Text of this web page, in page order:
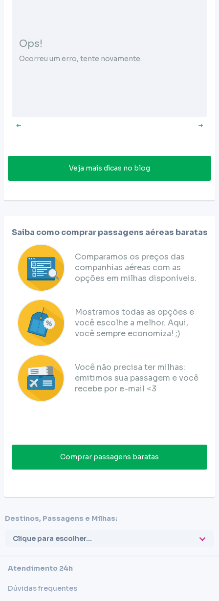
Ops!
Ocorreu um erro, tente novamente.
Veja mais dicas no blog
Saiba como comprar passagens aéreas baratas
Comparamos os preços das
companhias aéreas com as
opções em milhas disponíveis.
Mostramos todas as opções e
você escolhe a melhor. Aqui,
você sempre economiza! ;)
Você não precisa ter milhas:
emitimos sua passagem e você
recebe por e-mail <3
Comprar passagens baratas
Destinos, Passagens e Milhas:
Clique para escolher...
Atendimento 24h
Dúvidas frequentes